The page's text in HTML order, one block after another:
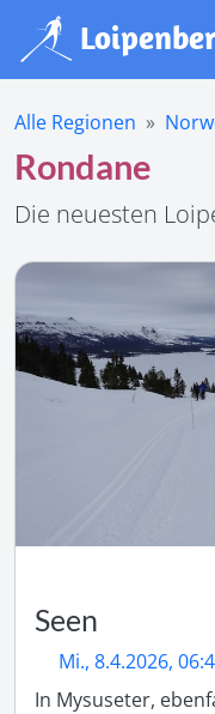
Alle Regionen
Rondane
Die neuesten
Seen
Mi., 8.4.2026,
In Mysuseter,